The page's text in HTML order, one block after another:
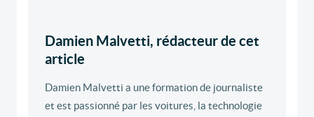
Damien Malvetti, rédacteur de cet
article
Damien Malvetti a une formation de journaliste
et est passionné par les voitures, la technologie